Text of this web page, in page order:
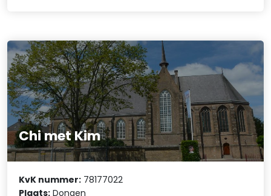
Chi met Kim
KvK nummer: 78177022
Plaats: Dongen